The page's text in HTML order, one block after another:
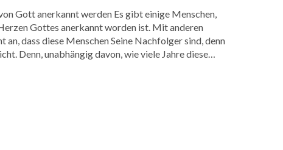
Gott anerkannt werden Es gibt einige Menschen,
Gottes anerkannt worden ist. Mit anderen
dass diese Menschen Seine Nachfolger sind, denn
Denn, unabhängig davon, wie viele Jahre diese